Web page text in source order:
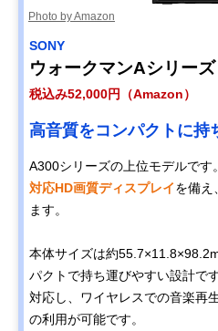
Photo by Amazon
SONY
ウォークマンAシリー
税込み52,000円（Amazon）
高音質をコンパクトに持
A300シリーズの上位モデルで
対応HD画質ディスプレイを備え
ます。
本体サイズは約
パクトで持ち運びやすい設計で
対応し、ワイヤレスでの音楽再
の利用が可能です。